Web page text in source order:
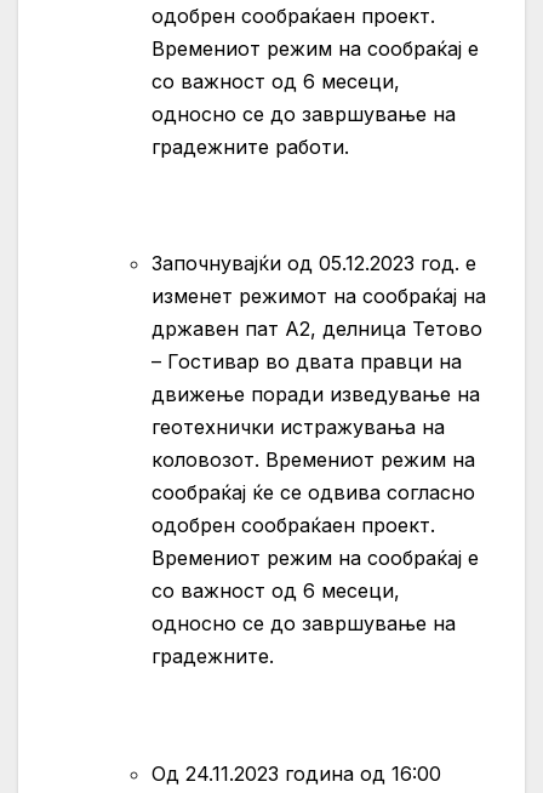
одобрен сообраќаен проект.
Времениот режим на сообраќај е
со важност од 6 месеци,
односно се до завршување на
градежните работи.
Започнувајќи од 05.12.2023 год. е
изменет режимот на сообраќај на
државен пат A2, делница Тетово
– Гостивар во двата правци на
движење поради изведување на
геотехнички истражувања на
коловозот. Времениот режим на
сообраќај ќе се одвива согласно
одобрен сообраќаен проект.
Времениот режим на сообраќај е
со важност од 6 месеци,
односно се до завршување на
градежните.
Oд 24.11.2023 година од 16:00